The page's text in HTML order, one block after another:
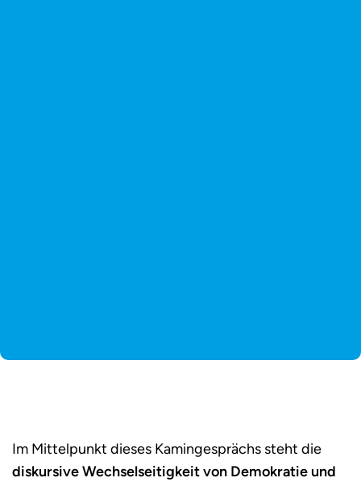
Im Mittelpunkt dieses Kamingesprächs steht die
diskursive Wechselseitigkeit von Demokratie und